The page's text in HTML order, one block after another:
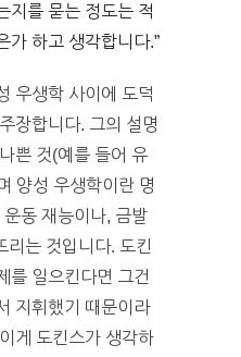
지를 묻는 정도는 적
가 하고 생각합니다.”
우생학 사이에 도덕
장합니다. 그의 설명
쁜 것(예를 들어 유
양성 우생학이란 명
동 재능이나, 금발
리는 것입니다. 도킨
를 일으킨다면 그건
지휘했기 때문이라
게 도킨스가 생각하